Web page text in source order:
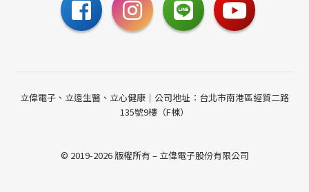
立偉電子、立遠生醫、立心健康｜公司地址：台北市南港區經貿二路
135號9樓（F棟）
© 2019-2026 版權所有 – 立偉電子股份有限公司